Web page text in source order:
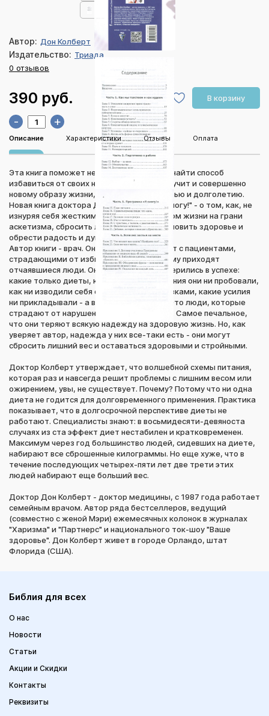
Автор: Дон Колберт
Издательство: Триада
0 отзывов
390 руб. В корзину
- +
Описание Характеристики Отзывы Оплата
Эта книга поможет не только похудеть и найти способ
избавиться от своих недомоганий, она научит и совершенно
новому образу жизни, ведущему к здоровью и долголетию.
Новая книга доктора Дона Колберта "Я смогу!" - о том, как, не
изнуряя себя жесткими диетами и образом жизни на грани
аскетизма, сбросить лишний вес, восстановить здоровье и
обрести радость и душевный покой.
Автор книги - врач. Он много лет работает с пациентами,
страдающими от избыточного веса. К нему приходят
отчаявшиеся люди. Они полностью разуверились в успехе:
какие только диеты, какие системы питания они ни пробовали,
как ни изводили себя физическими нагрузками, какие усилия
ни прикладывали - а вес не уменьшился. Это люди, которые
страдают от нарушения обмена веществ. Самое печальное,
что они теряют всякую надежду на здоровую жизнь. Но, как
уверяет автор, надежда у них все-таки есть - они могут
сбросить лишний вес и оставаться здоровыми и стройными.
Доктор Колберт утверждает, что волшебной схемы питания,
которая раз и навсегда решит проблемы с лишним весом или
ожирением, увы, не существует. Почему? Потому что ни одна
диета не годится для долговременного применения. Практика
показывает, что в долгосрочной перспективе диеты не
работают. Специалисты знают: в восьмидесяти-девяноста
случаях из ста эффект диет нестабилен и кратковременен.
Максимум через год большинство людей, сидевших на диете,
набирают все сброшенные килограммы. Но еще хуже, что в
течение последующих четырех-пяти лет две трети этих
людей набирают еще больший вес.
Доктор Дон Колберт - доктор медицины, с 1987 года работает
семейным врачом. Автор ряда бестселлеров, ведущий
(совместно с женой Мэри) ежемесячных колонок в журналах
"Харизма" и "Партнерс" и национального ток-шоу "Ваше
здоровье". Дон Колберт живет в городе Орландо, штат
Флорида (США).
Библия для всех
О нас
Новости
Статьи
Акции и Скидки
Контакты
Реквизиты